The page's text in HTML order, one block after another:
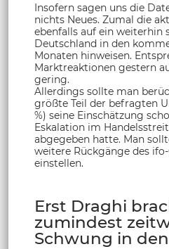
Insofern sagen uns die
nichts Neues. Zumal die
ebenfalls auf ein weiterhin
Deutschland in den
Monaten hinweisen.
Marktreaktionen gestern
gering.
Allerdings sollte man
größte Teil der befragten
%) seine Einschätzung
Eskalation im
abgegeben hatte. Man
weitere Rückgänge des
einstellen.
Erst Draghi
zumindest
Schwung in